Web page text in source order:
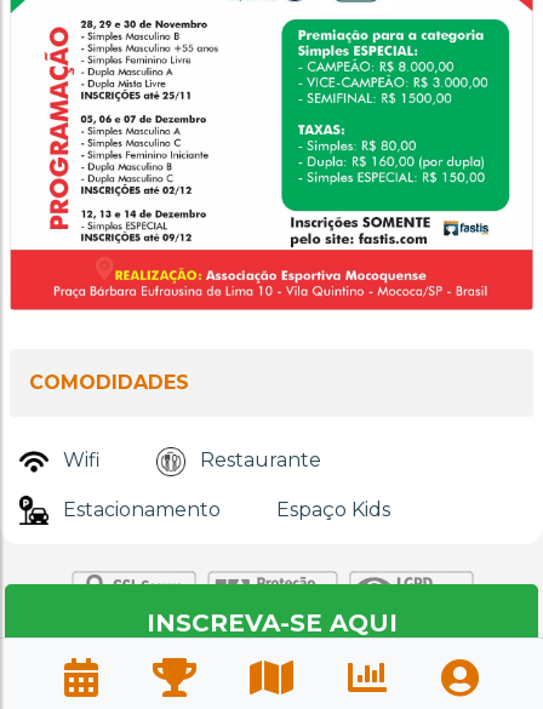
INSCREVA-SE AQUI
COMODIDADES
Wifi Restaurante
Estacionamento Espaço Kids
Fastis.com © 2020 - 26